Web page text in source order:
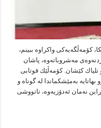
كۆمه‌ڵگه‌یه‌كی واكراوه‌ ببینم،
مه‌شروباته‌وه‌، پاشان
كێشان. كۆمه‌ڵێك قوتابی
به‌مێشكماندا له‌ گوناه و
نه‌مان ئه‌دۆزیه‌وه‌، تاتووشی